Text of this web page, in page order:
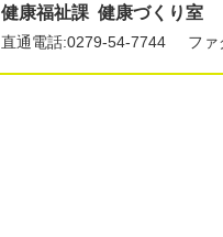
健康福祉課 健康づくり室
直通電話:0279-54-7744 ファ